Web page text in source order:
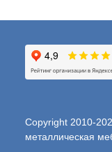
Copyright 2010-
металлическая